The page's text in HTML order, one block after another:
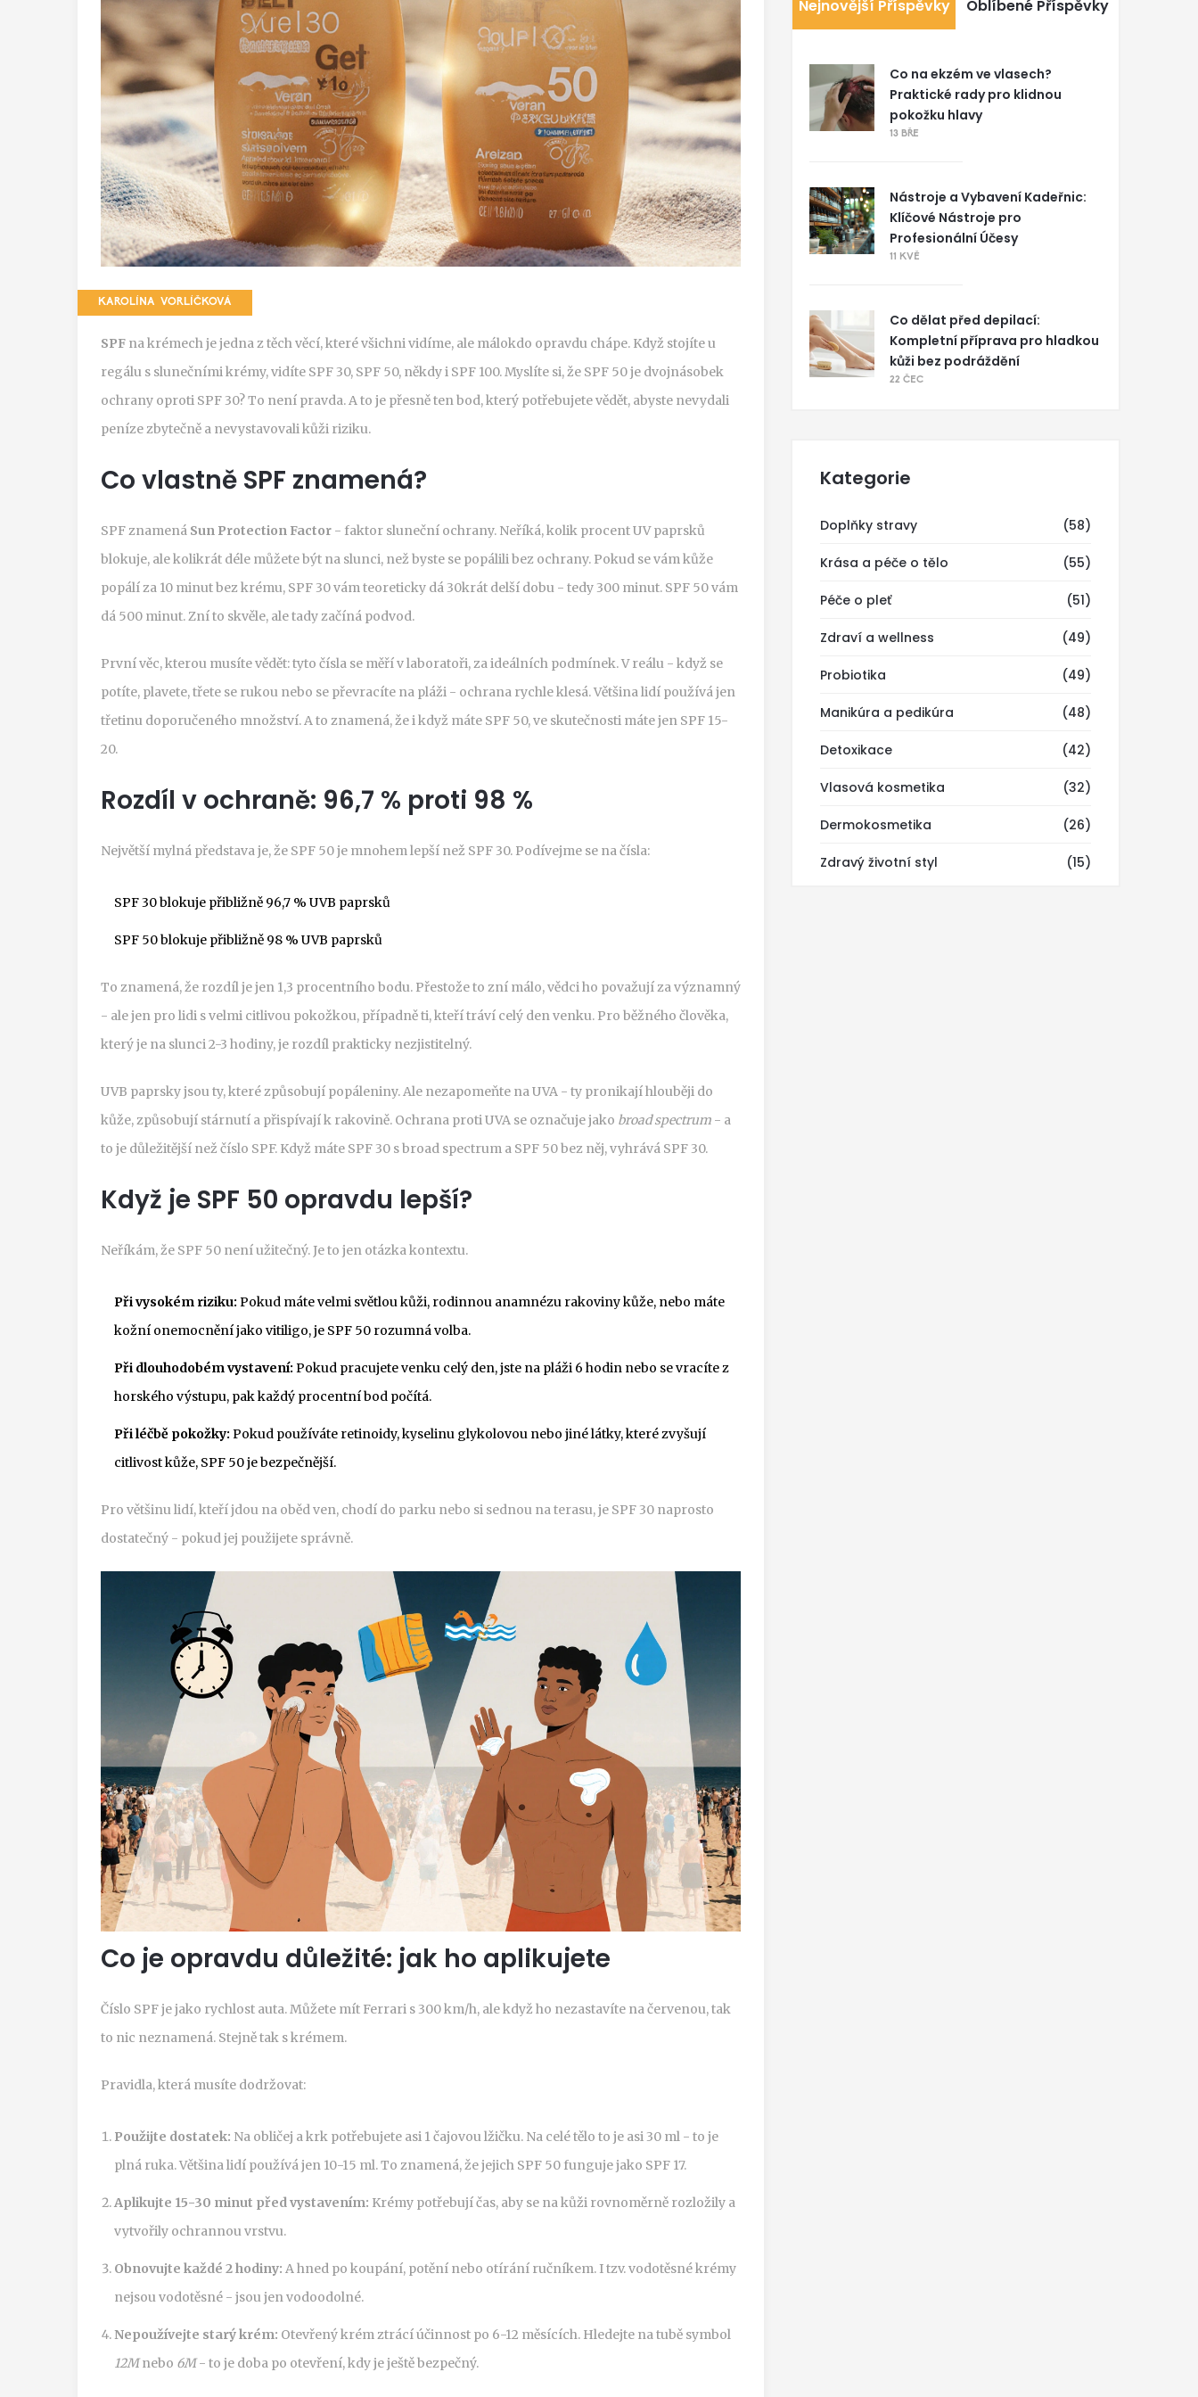
KAROLÍNA VORLÍČKOVÁ
SPF na krémech je jedna z těch věcí, které všichni vidíme, ale málokdo opravdu chápe. Když stojíte u
regálu s slunečními krémy, vidíte SPF 30, SPF 50, někdy i SPF 100. Myslíte si, že SPF 50 je dvojnásobek
ochrany oproti SPF 30? To není pravda. A to je přesně ten bod, který potřebujete vědět, abyste nevydali
peníze zbytečně a nevystavovali kůži riziku.
Co vlastně SPF znamená?
SPF znamená Sun Protection Factor - faktor sluneční ochrany. Neříká, kolik procent UV paprsků
blokuje, ale kolikrát déle můžete být na slunci, než byste se popálili bez ochrany. Pokud se vám kůže
popálí za 10 minut bez krému, SPF 30 vám teoreticky dá 30krát delší dobu - tedy 300 minut. SPF 50 vám
dá 500 minut. Zní to skvěle, ale tady začíná podvod.
První věc, kterou musíte vědět: tyto čísla se měří v laboratoři, za ideálních podmínek. V reálu - když se
potíte, plavete, třete se rukou nebo se převracíte na pláži - ochrana rychle klesá. Většina lidí používá jen
třetinu doporučeného množství. A to znamená, že i když máte SPF 50, ve skutečnosti máte jen SPF 15-
20.
Rozdíl v ochraně: 96,7 % proti 98 %
Největší mylná představa je, že SPF 50 je mnohem lepší než SPF 30. Podívejme se na čísla:
SPF 30 blokuje přibližně 96,7 % UVB paprsků
SPF 50 blokuje přibližně 98 % UVB paprsků
To znamená, že rozdíl je jen 1,3 procentního bodu. Přestože to zní málo, vědci ho považují za významný
- ale jen pro lidi s velmi citlivou pokožkou, případně ti, kteří tráví celý den venku. Pro běžného člověka,
který je na slunci 2-3 hodiny, je rozdíl prakticky nezjistitelný.
UVB paprsky jsou ty, které způsobují popáleniny. Ale nezapomeňte na UVA - ty pronikají hlouběji do
kůže, způsobují stárnutí a přispívají k rakovině. Ochrana proti UVA se označuje jako broad spectrum - a
to je důležitější než číslo SPF. Když máte SPF 30 s broad spectrum a SPF 50 bez něj, vyhrává SPF 30.
Když je SPF 50 opravdu lepší?
Neříkám, že SPF 50 není užitečný. Je to jen otázka kontextu.
Při vysokém riziku: Pokud máte velmi světlou kůži, rodinnou anamnézu rakoviny kůže, nebo máte
kožní onemocnění jako vitiligo, je SPF 50 rozumná volba.
Při dlouhodobém vystavení: Pokud pracujete venku celý den, jste na pláži 6 hodin nebo se vracíte z
horského výstupu, pak každý procentní bod počítá.
Při léčbě pokožky: Pokud používáte retinoidy, kyselinu glykolovou nebo jiné látky, které zvyšují
citlivost kůže, SPF 50 je bezpečnější.
Pro většinu lidí, kteří jdou na oběd ven, chodí do parku nebo si sednou na terasu, je SPF 30 naprosto
dostatečný - pokud jej použijete správně.
Co je opravdu důležité: jak ho aplikujete
Číslo SPF je jako rychlost auta. Můžete mít Ferrari s 300 km/h, ale když ho nezastavíte na červenou, tak
to nic neznamená. Stejně tak s krémem.
Pravidla, která musíte dodržovat:
Použijte dostatek: Na obličej a krk potřebujete asi 1 čajovou lžičku. Na celé tělo to je asi 30 ml - to je
plná ruka. Většina lidí používá jen 10-15 ml. To znamená, že jejich SPF 50 funguje jako SPF 17.
Aplikujte 15-30 minut před vystavením: Krémy potřebují čas, aby se na kůži rovnoměrně rozložily a
vytvořily ochrannou vrstvu.
Obnovujte každé 2 hodiny: A hned po koupání, potění nebo otírání ručníkem. I tzv. vodotěsné krémy
nejsou vodotěsné - jsou jen vodoodolné.
Nepoužívejte starý krém: Otevřený krém ztrácí účinnost po 6-12 měsících. Hledejte na tubě symbol
12Mnebo 6M- to je doba po otevření, kdy je ještě bezpečný.
Nejnovější Příspěvky Oblíbené Příspěvky
Co na ekzém ve vlasech?
Praktické rady pro klidnou
pokožku hlavy
13 BŘE
Nástroje a Vybavení Kadeřnic:
Klíčové Nástroje pro
Profesionální Účesy
11 KVĚ
Co dělat před depilací:
Kompletní příprava pro hladkou
kůži bez podráždění
22 ČEC
Kategorie
Doplňky stravy (58)
Krása a péče o tělo (55)
Péče o pleť (51)
Zdraví a wellness (49)
Probiotika (49)
Manikúra a pedikúra (48)
Detoxikace (42)
Vlasová kosmetika (32)
Dermokosmetika (26)
Zdravý životní styl (15)